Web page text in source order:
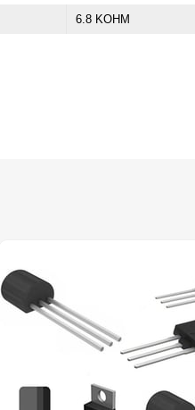
6.8 KOHM